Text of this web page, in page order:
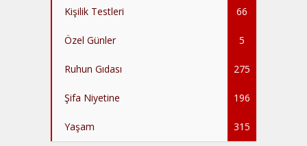
Kişilik Testleri 66
Özel Günler 5
Ruhun Gıdası 275
Şifa Niyetine 196
Yaşam 315